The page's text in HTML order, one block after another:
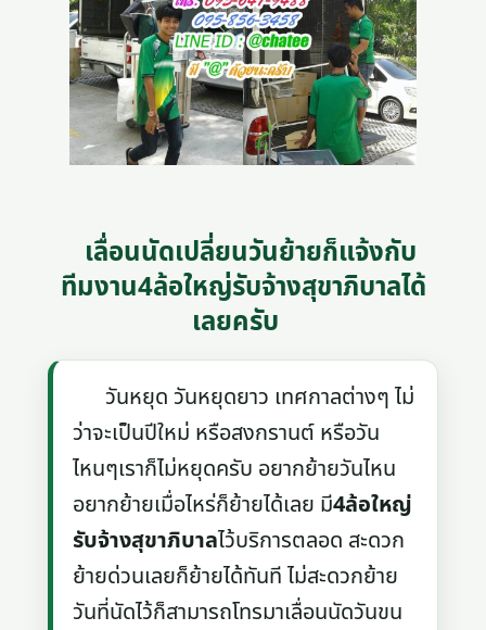
เลื่อนนัดเปลี่ยนวันย้ายก็แจ้งกับ
ทีมงาน4ล้อใหญ่รับจ้างสุขาภิบาลได้
เลยครับ
วันหยุด วันหยุดยาว เทศกาลต่างๆ ไม่
ว่าจะเป็นปีใหม่ หรือสงกรานต์ หรือวัน
ไหนๆเราก็ไม่หยุดครับ อยากย้ายวันไหน
อยากย้ายเมื่อไหร่ก็ย้ายได้เลย มี4ล้อใหญ่
รับจ้างสุขาภิบาลไว้บริการตลอด สะดวก
ย้ายด่วนเลยก็ย้ายได้ทันที ไม่สะดวกย้าย
วันที่นัดไว้ก็สามารถโทรมาเลื่อนนัดวันขน